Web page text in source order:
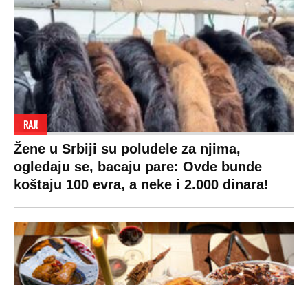
RAJ!
Žene u Srbiji su poludele za njima,
ogledaju se, bacaju pare: Ovde bunde
koštaju 100 evra, a neke i 2.000 dinara!